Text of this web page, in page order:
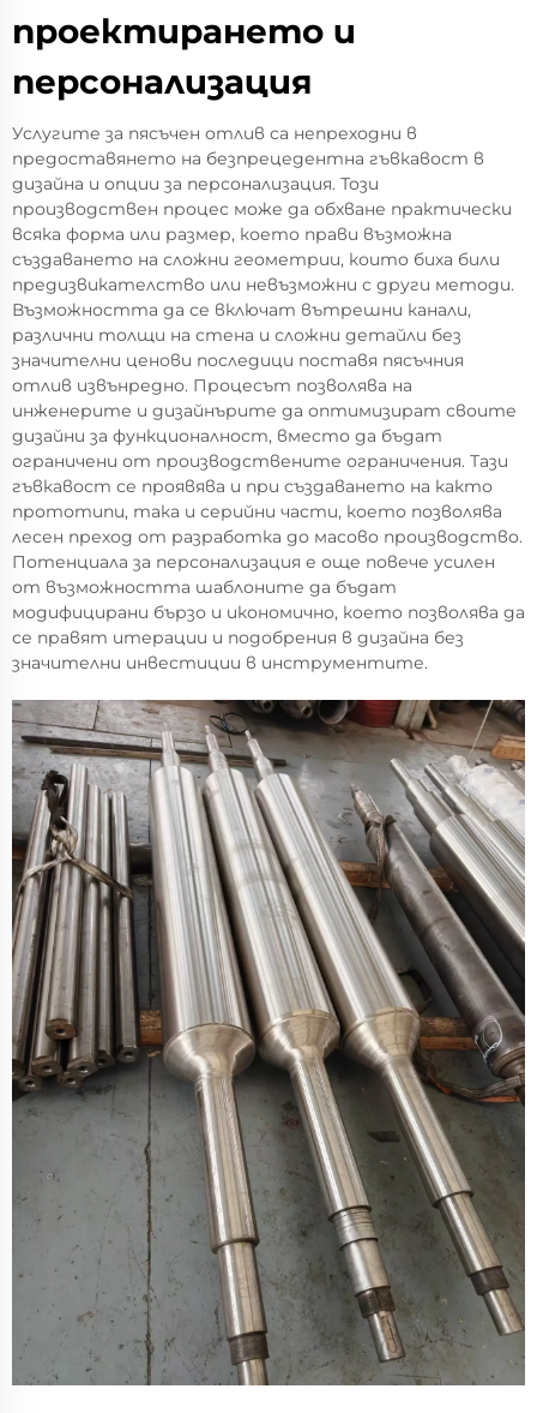
проектирането и
персонализация
Услугите за пясъчен отлив са непреходни в
предоставянето на безпрецедентна гъвкавост в
дизайна и опции за персонализация. Този
производствен процес може да обхване практически
всяка форма или размер, което прави възможна
създаването на сложни геометрии, които биха били
предизвикателство или невъзможни с други методи.
Възможността да се включат вътрешни канали,
различни толщи на стена и сложни детайли без
значителни ценови последици поставя пясъчния
отлив извънредно. Процесът позволява на
инженерите и дизайнърите да оптимизират своите
дизайни за функционалност, вместо да бъдат
ограничени от производствените ограничения. Тази
гъвкавост се проявява и при създаването на както
прототипи, така и серийни части, което позволява
лесен преход от разработка до масово производство.
Потенциала за персонализация е още повече усилен
от възможността шаблоните да бъдат
модифицирани бързо и икономично, което позволява да
се правят итерации и подобрения в дизайна без
значителни инвестиции в инструментите.